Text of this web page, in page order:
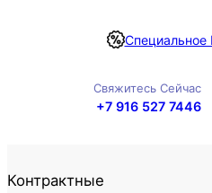
r
Свяжитесь Сейчас
+7 916 527 7446
Контрактные